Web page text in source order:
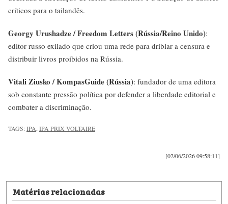
críticos para o tailandês.
Georgy Urushadze / Freedom Letters (Rússia/Reino Unido):
editor russo exilado que criou uma rede para driblar a censura e
distribuir livros proibidos na Rússia.
Vitali Ziusko / KompasGuide (Rússia): fundador de uma editora
sob constante pressão política por defender a liberdade editorial e
combater a discriminação.
TAGS:IPA IPA PRIX VOLTAIRE
[02/06/2026 09:58:11]
Matérias relacionadas